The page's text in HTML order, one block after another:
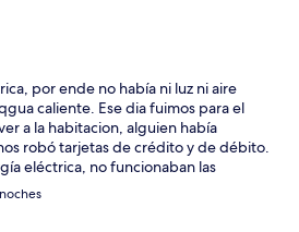
por ende no había ni luz ni aire
caliente. Ese dia fuimos para el
a la habitacion, alguien había
robó tarjetas de crédito y de débito.
eléctrica, no funcionaban las
personal del desayunador es muy
mas. Es la segunda vez que vamos y